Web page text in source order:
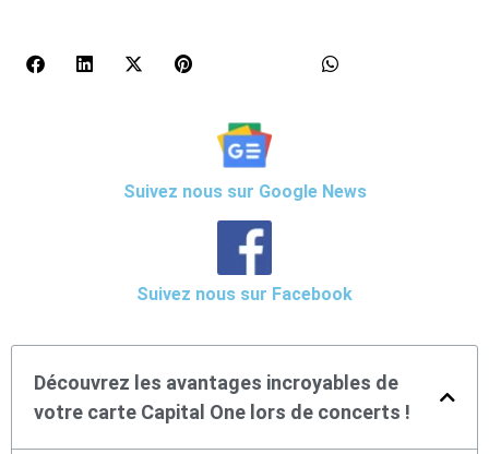
Suivez nous sur Google News
Suivez nous sur Facebook
Découvrez les avantages incroyables de
votre carte Capital One lors de concerts !